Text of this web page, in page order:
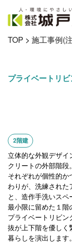
TOP > 施工事例(
プライベートリ
2階建
立体的な外観デザ
クリートの外部階段。
それぞれが個性的
わりが、洗練され
と、造作手洗いスペ
最小限に留めた１階
プライベートリビ
抜が上下階を優しく
暮らしを演出します。